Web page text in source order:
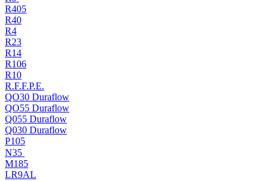
R405
R40
R4
R23
R14
R106
R10
R.F.F.P.E.
QO30 Duraflow
QO55 Duraflow
Q055 Duraflow
Q030 Duraflow
P105
N35
M185
LR9AL